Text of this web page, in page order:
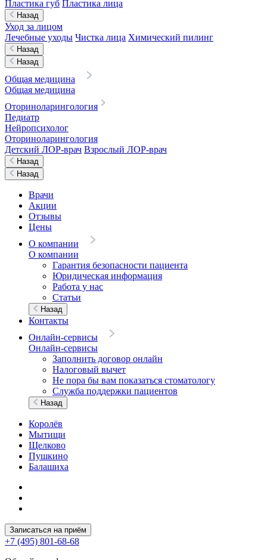
Пластика губ Пластика лица
Назад
Уход за лицом
Лечебные уходы Чистка лица Химический пилинг
Назад
Назад
Общая медицина
Общая медицина
Оториноларингология
Педиатр
Нейропсихолог
Оториноларингология
Детский ЛОР-врач Взрослый ЛОР-врач
Назад
Назад
Врачи
Акции
Отзывы
Цены
О компании
О компании
Гарантия безопасности пациента
Юридическая информация
Работа у нас
Статьи
Назад
Контакты
Онлайн-сервисы
Онлайн-сервисы
Заполнить договор онлайн
Налоговый вычет
Не пора бы вам показаться стоматологу
Служба поддержки пациентов
Назад
Королёв
Мытищи
Щелково
Пушкино
Балашиха
Записаться на приём
+7 (495) 801-68-68